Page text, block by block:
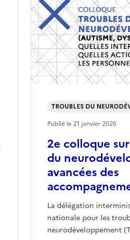
2e colloque
du
avancées des
La délégation
nationale pour les
neurodéveloppement
TROUBLES DU
Publié le21 janvier 2026